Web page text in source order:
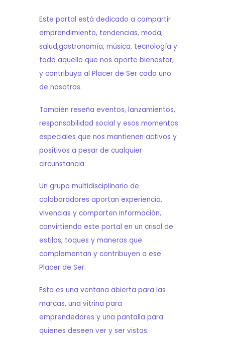
Este portal está dedicado a compartir
emprendimiento, tendencias, moda,
salud,gastronomía, música, tecnología y
todo aquello que nos aporte bienestar,
y contribuya al Placer de Ser cada uno
de nosotros.
También reseña eventos, lanzamientos,
responsabilidad social y esos momentos
especiales que nos mantienen activos y
positivos a pesar de cualquier
circunstancia.
Un grupo multidisciplinario de
colaboradores aportan experiencia,
vivencias y comparten información,
convirtiendo este portal en un crisol de
estilos, toques y maneras que
complementan y contribuyen a ese
Placer de Ser.
Esta es una ventana abierta para las
marcas, una vitrina para
emprendedores y una pantalla para
quienes deseen ver y ser vistos.